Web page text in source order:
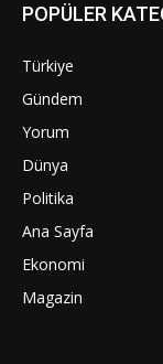
POPÜLER
Türkiye
Gündem
Yorum
Dünya
Politika
Ana Sayfa
Ekonomi
Magazin